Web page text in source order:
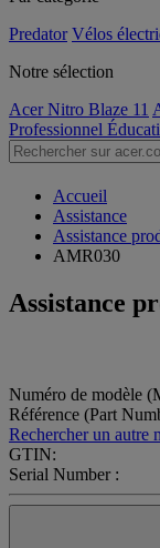
Predator Vélos
Notre sélection
Acer Nitro Blaze 11
Professionnel
Accueil
Assistance
Assistance
AMR030
Assistance
Numéro de modèle
Référence (Part
Rechercher un autre
GTIN:
Serial Number :